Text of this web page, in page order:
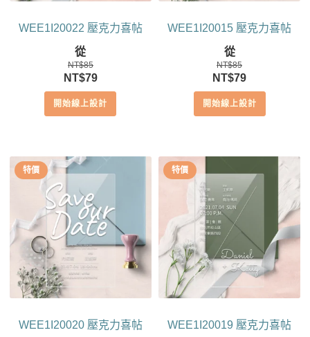
WEE1I20022 壓克力喜帖
從
NT$85
原
始
價
NT$79目
前
價
開始線上設計
WEE1I20015 壓克力喜帖
從
NT$85
原
始
價
NT$79目
前
價
開始線上設計
特價
WEE1I20020 壓克力喜帖
特價
WEE1I20019 壓克力喜帖